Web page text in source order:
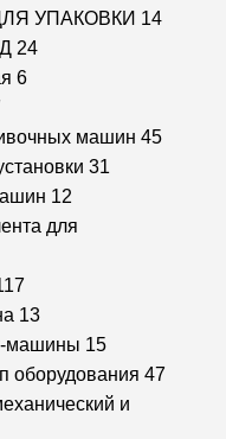
УПАКОВКИ 14
24
6
машин 45
31
12
для
13
машины 15
оборудования 47
и